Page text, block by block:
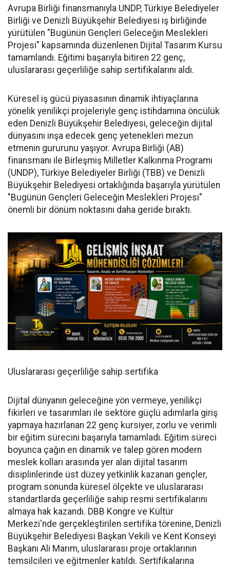
Avrupa Birliği finansmanıyla UNDP, Türkiye Belediyeler
Birliği ve Denizli Büyükşehir Belediyesi iş birliğinde
yürütülen "Bugünün Gençleri Geleceğin Meslekleri
Projesi" kapsamında düzenlenen Dijital Tasarım Kursu
tamamlandı. Eğitimi başarıyla bitiren 22 genç,
uluslararası geçerliliğe sahip sertifikalarını aldı.
Küresel iş gücü piyasasının dinamik ihtiyaçlarına
yönelik yenilikçi projeleriyle genç istihdamına öncülük
eden Denizli Büyükşehir Belediyesi, geleceğin dijital
dünyasını inşa edecek genç yetenekleri mezun
etmenin gururunu yaşıyor. Avrupa Birliği (AB)
finansmanı ile Birleşmiş Milletler Kalkınma Programı
(UNDP), Türkiye Belediyeler Birliği (TBB) ve Denizli
Büyükşehir Belediyesi ortaklığında başarıyla yürütülen
"Bugünün Gençleri Geleceğin Meslekleri Projesi"
önemli bir dönüm noktasını daha geride bıraktı.
Uluslararası geçerliliğe sahip sertifika
Dijital dünyanın geleceğine yön vermeye, yenilikçi
fikirleri ve tasarımları ile sektöre güçlü adımlarla giriş
yapmaya hazırlanan 22 genç kursiyer, zorlu ve verimli
bir eğitim sürecini başarıyla tamamladı. Eğitim süreci
boyunca çağın en dinamik ve talep gören modern
meslek kolları arasında yer alan dijital tasarım
disiplinlerinde üst düzey yetkinlik kazanan gençler,
program sonunda küresel ölçekte ve uluslararası
standartlarda geçerliliğe sahip resmi sertifikalarını
almaya hak kazandı. DBB Kongre ve Kültür
Merkezi'nde gerçekleştirilen sertifika törenine, Denizli
Büyükşehir Belediyesi Başkan Vekili ve Kent Konseyi
Başkanı Ali Marım, uluslararası proje ortaklarının
temsilcileri ve eğitmenler katıldı. Sertifikalarına